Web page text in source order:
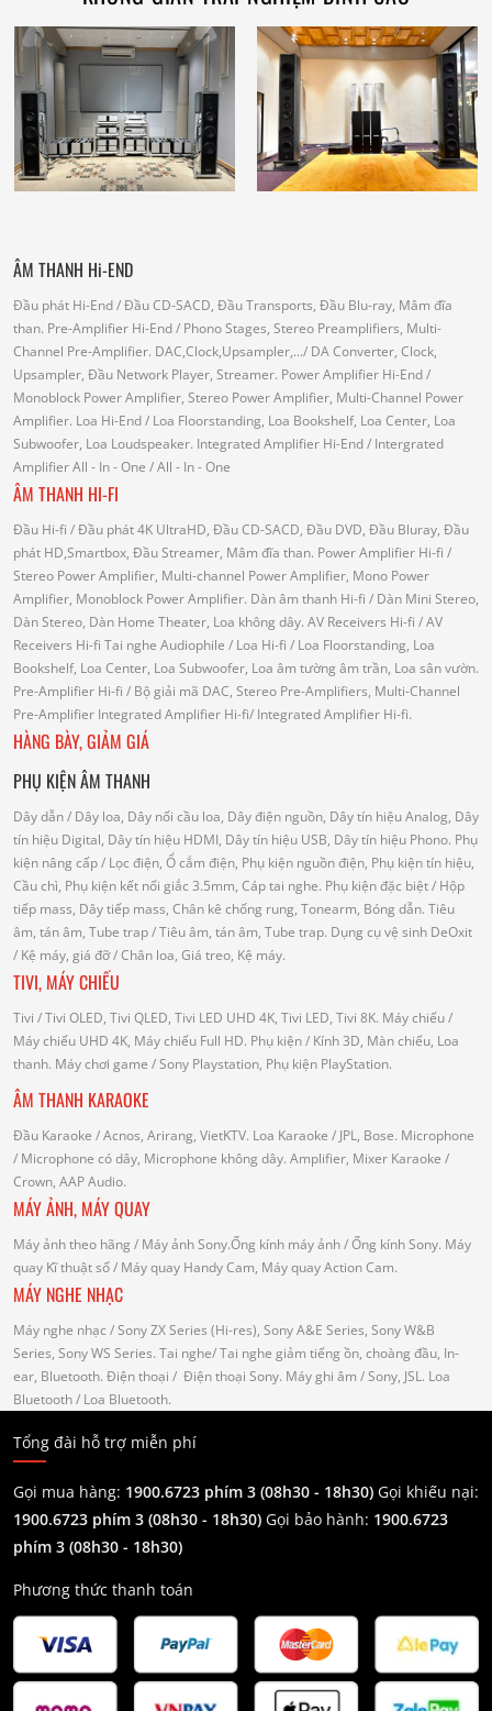
ÂM THANH Hi-END
Đầu phát Hi-End/ Đầu CD-SACD, Đầu Transports, Đầu Blu-ray, Mâm đĩa
than. Pre-Amplifier Hi-End/ Phono Stages, Stereo Preamplifiers, Multi-
Channel Pre-Amplifier. DAC,Clock,Upsampler,.../ DA Converter, Clock,
Upsampler, Đầu Network Player, Streamer. Power Amplifier Hi-End/
Monoblock Power Amplifier, Stereo Power Amplifier, Multi-Channel Power
Amplifier. Loa Hi-End/ Loa Floorstanding, Loa Bookshelf, Loa Center, Loa
Subwoofer, Loa Loudspeaker. Integrated Amplifier Hi-End/ Intergrated
AmplifierAll - In - One / All - In - One
ÂM THANH HI-FI
Đầu Hi-fi / Đầu phát 4K UltraHD, Đầu CD-SACD, Đầu DVD, Đầu Bluray, Đầu
phát HD,Smartbox, Đầu Streamer, Mâm đĩa than. Power Amplifier Hi-fi /
Stereo Power Amplifier, Multi-channel Power Amplifier, Mono Power
Amplifier, Monoblock Power Amplifier. Dàn âm thanh Hi-fi / Dàn Mini Stereo,
Dàn Stereo, Dàn Home Theater, Loa không dây. AV Receivers Hi-fi / AV
Receivers Hi-fi Tai nghe Audiophile / Loa Hi-fi / Loa Floorstanding, Loa
Bookshelf, Loa Center, Loa Subwoofer, Loa âm tường âm trần, Loa sân vườn.
Pre-Amplifier Hi-fi / Bộ giải mã DAC, Stereo Pre-Amplifiers, Multi-Channel
Pre-Amplifier Integrated Amplifier Hi-fi/ Integrated Amplifier Hi-fi.
HÀNG BÀY, GIẢM GIÁ
PHỤ KIỆN ÂM THANH
Dây dẫn/ Dây loa, Dây nối cầu loa, Dây điện nguồn, Dây tín hiệu Analog, Dây
tín hiệu Digital, Dây tín hiệu HDMI, Dây tín hiệu USB, Dây tín hiệu Phono. Phụ
kiện nâng cấp/ Lọc điện, Ổ cắm điện, Phụ kiện nguồn điện, Phụ kiện tín hiệu,
Cầu chì, Phụ kiện kết nối giắc 3.5mm, Cáp tai nghe. Phụ kiện đặc biệt/ Hộp
tiếp mass, Dây tiếp mass, Chân kê chống rung, Tonearm, Bóng dẫn. Tiêu
âm, tán âm, Tube trap/ Tiêu âm, tán âm, Tube trap. Dụng cụ vệ sinh DeOxit
/ Kệ máy, giá đỡ/ Chân loa, Giá treo, Kệ máy.
TIVI, MÁY CHIẾU
Tivi / Tivi OLED, Tivi QLED, Tivi LED UHD 4K, Tivi LED, Tivi 8K. Máy chiếu/
Máy chiếu UHD 4K, Máy chiếu Full HD. Phụ kiện/ Kính 3D, Màn chiếu, Loa
thanh. Máy chơi game / Sony Playstation, Phụ kiện PlayStation.
ÂM THANH KARAOKE
Đầu Karaoke / Acnos, Arirang, VietKTV. Loa Karaoke / JPL, Bose. Microphone
/ Microphone có dây, Microphone không dây. Amplifier, Mixer Karaoke /
Crown, AAP Audio.
MÁY ẢNH, MÁY QUAY
Máy ảnh theo hãng / Máy ảnh Sony.Ống kính máy ảnh / Ống kính Sony. Máy
quay Kĩ thuật số/ Máy quay Handy Cam, Máy quay Action Cam.
MÁY NGHE NHẠC
Máy nghe nhạc / Sony ZX Series (Hi-res), Sony A&E Series, Sony W&B
Series, Sony WS Series. Tai nghe/ Tai nghe giảm tiếng ồn, choàng đầu, In-
ear, Bluetooth. Điện thoại / Điện thoại Sony. Máy ghi âm / Sony, JSL. Loa
Bluetooth/ Loa Bluetooth.
Tổng đài hỗ trợ miễn phí
Gọi mua hàng: 1900.6723 phím 3 (08h30 - 18h30) Gọi khiếu nại:
1900.6723 phím 3 (08h30 - 18h30) Gọi bảo hành: 1900.6723
phím 3 (08h30 - 18h30)
Phương thức thanh toán